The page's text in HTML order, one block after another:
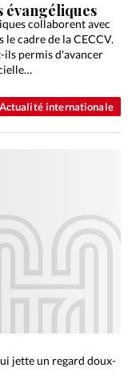
Culture
réveil
Monde
Actualité internationale
évangéliques
collaborent avec
cadre de la CECCV.
ils permis d'avancer
jette un regard doux-